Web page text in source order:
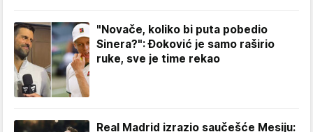
"Novače, koliko bi puta pobedio
Sinera?": Đoković je samo raširio
ruke, sve je time rekao
Real Madrid izrazio saučešće Mesiju: